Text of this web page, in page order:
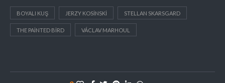
BOYALI KUŞ JERZY KOSINSKI STELLAN SKARSGARD
THE PAINTED BIRD VÁCLAV MARHOUL